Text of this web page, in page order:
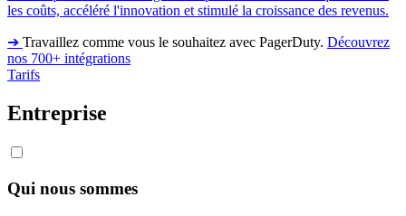
les coûts, accéléré l'innovation et stimulé la croissance des revenus.
➔ Travaillez comme vous le souhaitez avec PagerDuty. Découvrez
nos 700+ intégrations
Tarifs
Entreprise
Qui nous sommes